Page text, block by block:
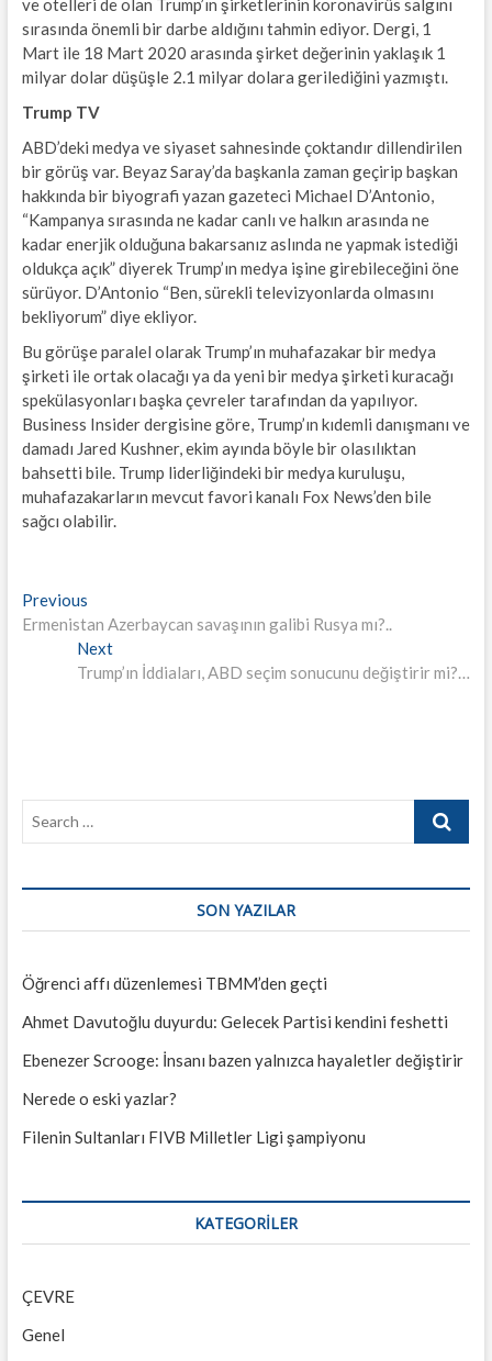
sırasında önemli bir darbe aldığını tahmin ediyor. Dergi, 1
Mart ile 18 Mart 2020 arasında şirket değerinin yaklaşık 1
milyar dolar düşüşle 2.1 milyar dolara gerilediğini yazmıştı.
Trump TV
ABD’deki medya ve siyaset sahnesinde çoktandır dillendirilen
bir görüş var. Beyaz Saray’da başkanla zaman geçirip başkan
hakkında bir biyografi yazan gazeteci Michael D’Antonio,
“Kampanya sırasında ne kadar canlı ve halkın arasında ne
kadar enerjik olduğuna bakarsanız aslında ne yapmak istediği
oldukça açık” diyerek Trump’ın medya işine girebileceğini öne
sürüyor. D’Antonio “Ben, sürekli televizyonlarda olmasını
bekliyorum” diye ekliyor.
Bu görüşe paralel olarak Trump’ın muhafazakar bir medya
şirketi ile ortak olacağı ya da yeni bir medya şirketi kuracağı
spekülasyonları başka çevreler tarafından da yapılıyor.
Business Insider dergisine göre, Trump’ın kıdemli danışmanı ve
damadı Jared Kushner, ekim ayında böyle bir olasılıktan
bahsetti bile. Trump liderliğindeki bir medya kuruluşu,
muhafazakarların mevcut favori kanalı Fox News’den bile
sağcı olabilir.
Yazı
gezinmesi
PreviousPrevious
post:
Ermenistan Azerbaycan savaşının galibi Rusya mı?..
NextNext
post:
Trump’ın İddiaları, ABD seçim sonucunu değiştirir mi?…
Search
SON YAZILAR
Öğrenci affı düzenlemesi TBMM’den geçti
Ahmet Davutoğlu duyurdu: Gelecek Partisi kendini feshetti
Ebenezer Scrooge: İnsanı bazen yalnızca hayaletler değiştirir
Nerede o eski yazlar?
Filenin Sultanları FIVB Milletler Ligi şampiyonu
KATEGORILER
ÇEVRE
Genel